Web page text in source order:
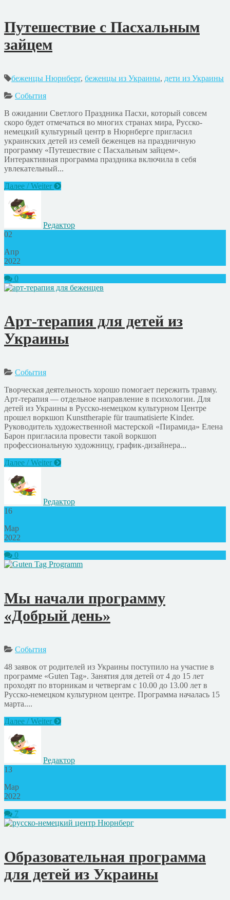
Путешествие с Пасхальным
зайцем
беженцы Нюрнберг, беженцы из Украины, дети из Украины
События
В ожидании Светлого Праздника Пасхи, который совсем
скоро будет отмечаться во многих странах мира, Русско-
немецкий культурный центр в Нюрнберге пригласил
украинских детей из семей беженцев на праздничную
программу «Путешествие с Пасхальным зайцем».
Интерактивная программа праздника включила в себя
увлекательный...
Далее / Weiter
Редактор
02
Апр
2022
0
Арт-терапия для детей из
Украины
События
Творческая деятельность хорошо помогает пережить травму.
Арт-терапия — отдельное направление в психологии. Для
детей из Украины в Русско-немецком культурном Центре
прошел воркшоп Kunsttherapie für traumatisierte Kinder.
Руководитель художественной мастерской «Пирамида» Елена
Барон пригласила провести такой воркшоп
профессиональную художницу, график-дизайнера...
Далее / Weiter
Редактор
16
Мар
2022
0
Мы начали программу
«Добрый день»
События
48 заявок от родителей из Украины поступило на участие в
программе «Guten Tag». Занятия для детей от 4 до 15 лет
проходят по вторникам и четвергам с 10.00 до 13.00 лет в
Русско-немецком культурном центре. Программа началась 15
марта....
Далее / Weiter
Редактор
13
Мар
2022
7
Образовательная программа
для детей из Украины